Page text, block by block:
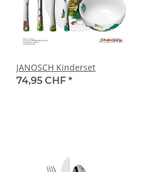
JANOSCH Kinderset
74,95 CHF *